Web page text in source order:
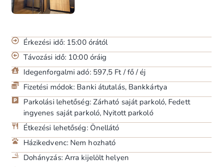
Érkezési idő: 15:00 órától
Távozási idő: 10:00 óráig
Idegenforgalmi adó: 597,5 Ft / fő / éj
Fizetési módok: Banki átutalás, Bankkártya
Parkolási lehetőség: Zárható saját parkoló, Fedett
ingyenes saját parkoló, Nyitott parkoló
Étkezési lehetőség: Önellátó
Házikedvenc: Nem hozható
Dohányzás: Arra kijelölt helyen